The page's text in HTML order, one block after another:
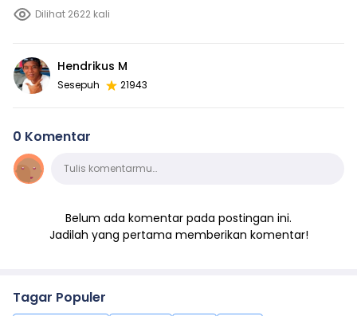
Dilihat 2622 kali
Hendrikus M
Sesepuh 21943
0 Komentar
KomentarTulis komentarmu…
Belum ada komentar pada postingan ini.
Jadilah yang pertama memberikan komentar!
Tagar Populer